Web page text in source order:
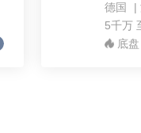
德国 |
5千万
底盘